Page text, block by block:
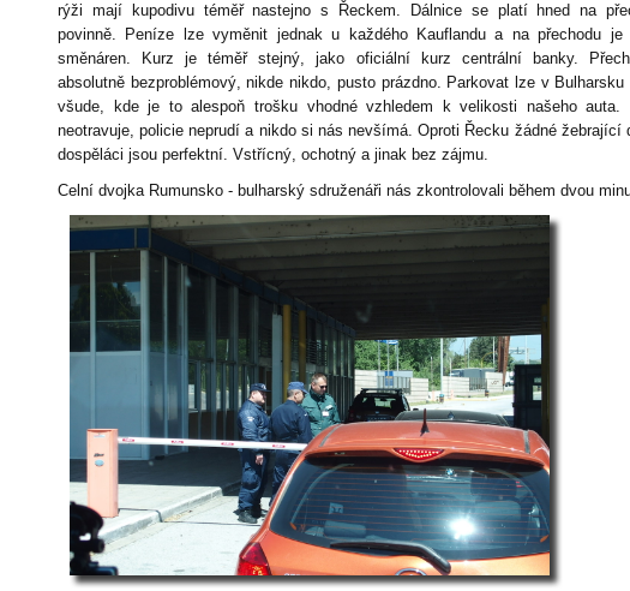
rýži mají kupodivu téměř nastejno s Řeckem. Dálnice se platí hned na
povinně. Peníze lze vyměnit jednak u každého Kauflandu a na přechodu je
směnáren. Kurz je téměř stejný, jako oficiální kurz centrální banky.
absolutně bezproblémový, nikde nikdo, pusto prázdno. Parkovat lze v Bulharsku
všude, kde je to alespoň trošku vhodné vzhledem k velikosti našeho auta.
neotravuje, policie neprudí a nikdo si nás nevšímá. Oproti Řecku žádné žebrající
dospěláci jsou perfektní. Vstřícný, ochotný a jinak bez zájmu.
Celní dvojka Rumunsko - bulharský sdruženáři nás zkontrolovali během dvou